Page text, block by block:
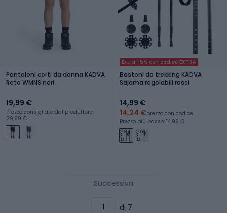
Pantaloni corti da donna KADVA
Reto WMNS neri
19,99 €
Prezzo consigliato dal produttore:
29,99 €
Extra -5% con codice EXTRA
Bastoni da trekking KADVA
Sajama regolabili rossi
14,99 €
14,24 €prezzo con codice
Prezzo più basso: 14,99 €
Successiva
di 7